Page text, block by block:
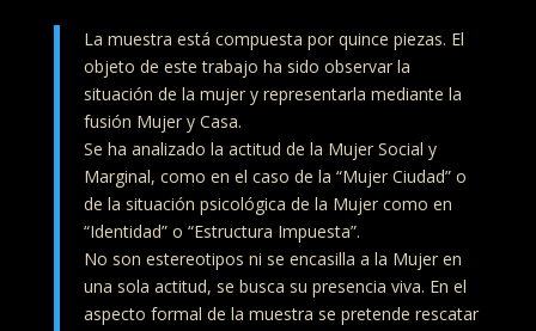
La muestra está compuesta por quince piezas. El
objeto de este trabajo ha sido observar la
situación de la mujer y representarla mediante la
fusión Mujer y Casa.
Se ha analizado la actitud de la Mujer Social y
Marginal, como en el caso de la “Mujer Ciudad” o
de la situación psicológica de la Mujer como en
“Identidad” o “Estructura Impuesta”.
No son estereotipos ni se encasilla a la Mujer en
una sola actitud, se busca su presencia viva. En el
aspecto formal de la muestra se pretende rescatar